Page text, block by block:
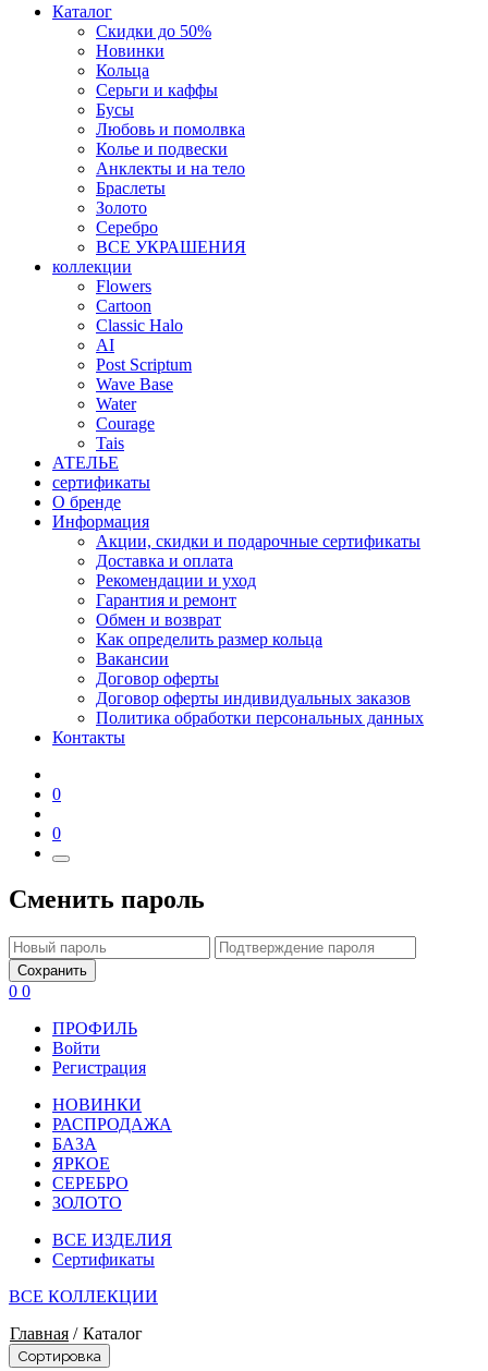
Каталог
Скидки до 50%
Новинки
Кольца
Серьги и каффы
Бусы
Любовь и помолвка
Колье и подвески
Анклекты и на тело
Браслеты
Золото
Серебро
ВСЕ УКРАШЕНИЯ
коллекции
Flowers
Cartoon
Classic Halo
AI
Post Scriptum
Wave Base
Water
Courage
Tais
АТЕЛЬЕ
сертификаты
О бренде
Информация
Акции, скидки и подарочные сертификаты
Доставка и оплата
Рекомендации и уход
Гарантия и ремонт
Обмен и возврат
Как определить размер кольца
Вакансии
Договор оферты
Договор оферты индивидуальных заказов
Политика обработки персональных данных
Контакты
0
0
Сменить пароль
Сохранить
0 0
ПРОФИЛЬ
Войти
Регистрация
НОВИНКИ
РАСПРОДАЖА
БАЗА
ЯРКОЕ
СЕРЕБРО
ЗОЛОТО
ВСЕ ИЗДЕЛИЯ
Сертификаты
ВСЕ КОЛЛЕКЦИИ
Главная / Каталог
Сортировка